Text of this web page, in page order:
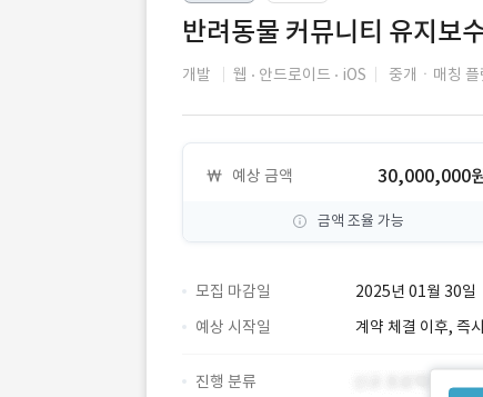
반려동물 커뮤니티 유지보
개발 웹 안드로이드 iOS 중개ㆍ매칭 플
예상 금액 30,000,000
금액 조율 가능
모집 마감일 2025년 01월 30일
예상 시작일 계약 체결 이후, 즉
진행 분류